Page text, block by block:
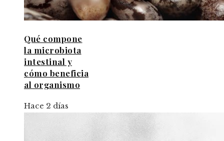
Qué compone
la microbiota
intestinal y
cómo beneficia
al organismo
Hace 2 días